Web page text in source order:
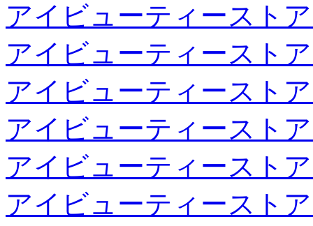
アイビューティースト
アイビューティースト
アイビューティースト
アイビューティースト
アイビューティースト
アイビューティースト